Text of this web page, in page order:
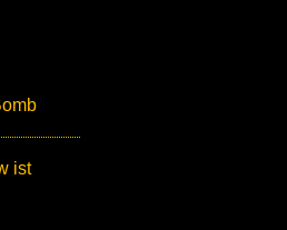
ist